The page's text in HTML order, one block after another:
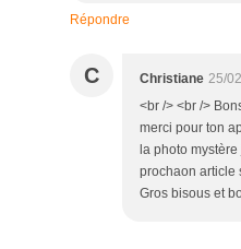
Répondre
C Christiane 25/
<br /> <br />
merci pour ton
la photo
prochaon article
Gros bisous et